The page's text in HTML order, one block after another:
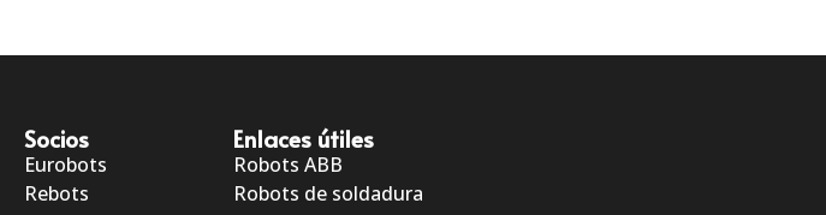
Socios
Eurobots
Rebots
Enlaces útiles
Robots ABB
Robots de soldadura